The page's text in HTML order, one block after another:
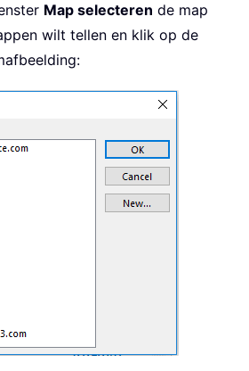
Map selecteren de map
wilt tellen en klik op de